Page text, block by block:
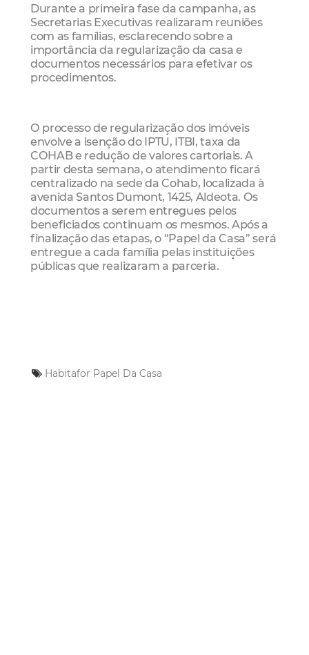
Durante a primeira fase da campanha, as
Secretarias Executivas realizaram reuniões
com as famílias, esclarecendo sobre a
importância da regularização da casa e
documentos necessários para efetivar os
procedimentos.
O processo de regularização dos imóveis
envolve a isenção do IPTU, ITBI, taxa da
COHAB e redução de valores cartoriais. A
partir desta semana, o atendimento ficará
centralizado na sede da Cohab, localizada à
avenida Santos Dumont, 1425, Aldeota. Os
documentos a serem entregues pelos
beneficiados continuam os mesmos. Após a
finalização das etapas, o “Papel da Casa” será
entregue a cada família pelas instituições
públicas que realizaram a parceria.
Habitafor Papel Da Casa